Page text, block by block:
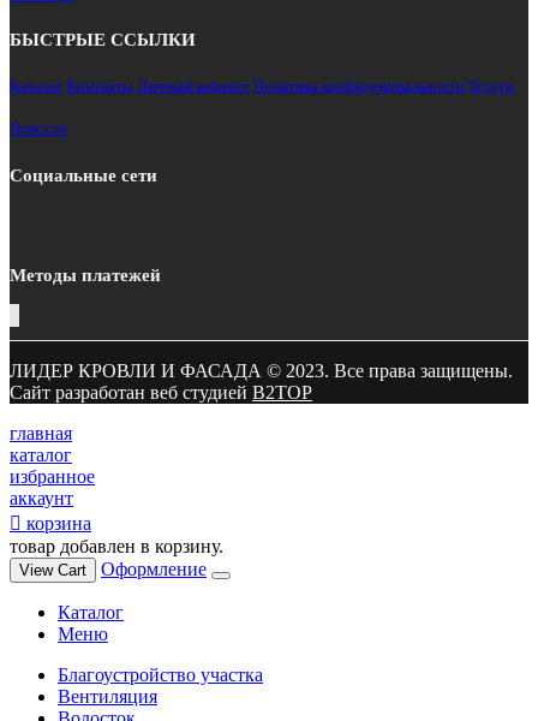
БЫСТРЫЕ ССЫЛКИ
Каталог Контакты Личный кабинет Политика конфиденциальности Услуги
Новости
Социальные сети
Методы платежей
ЛИДЕР КРОВЛИ И ФАСАДА © 2023. Все права защищены.
Сайт разработан веб студией B2TOP
главная
каталог
избранное
аккаунт
корзина
товар добавлен в корзину.
View Cart Оформление
Каталог
Меню
Благоустройство участка
Вентиляция